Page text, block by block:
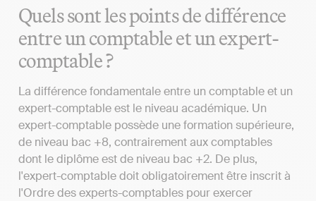
Quels sont les points de différence
entre un comptable et un expert-
comptable ?
La différence fondamentale entre un comptable et un
expert-comptable est le niveau académique. Un
expert-comptable possède une formation supérieure,
de niveau bac +8, contrairement aux comptables
dont le diplôme est de niveau bac +2. De plus,
l'expert-comptable doit obligatoirement être inscrit à
l'Ordre des experts-comptables pour exercer